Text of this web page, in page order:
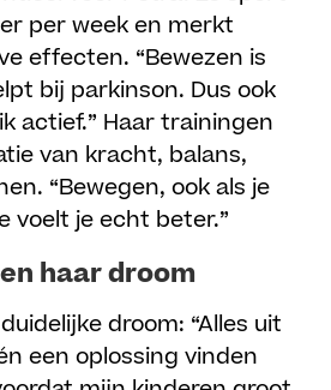
per week en merkt
effecten. “Bewezen is
bij parkinson. Dus ook
actief.” Haar trainingen
van kracht, balans,
“Bewegen, ook als je
voelt je echt beter.”
haar droom
droom: “Alles uit
een oplossing vinden